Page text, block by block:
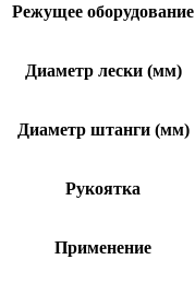
Режущее оборудование
Диаметр лески (мм)
Диаметр штанги (мм)
Рукоятка
Применение